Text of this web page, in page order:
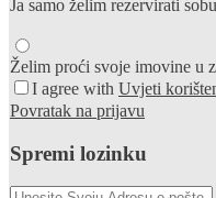
Ja samo želim rezervirati sobu
Želim proći svoje imovine u
I agree with Uvjeti
Povratak na prijavu
Spremi lozinku